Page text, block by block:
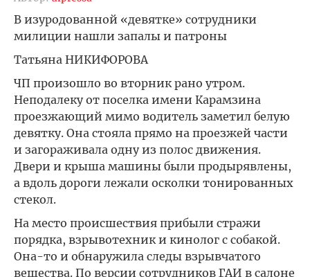
В изуродованной «девятке» сотрудники
милиции нашли запалы и патроны
Татьяна НИКИФОРОВА
ЧП произошло во вторник рано утром.
Неподалеку от поселка имени Карамзина
проезжающий мимо водитель заметил белую
девятку. Она стояла прямо на проезжей части
и загораживала одну из полос движения.
Двери и крыша машины были продырявлены,
а вдоль дороги лежали осколки тонированных
стекол.
На место происшествия прибыли стражи
порядка, взрывотехник и кинолог с собакой.
Она-то и обнаружила следы взрывчатого
вещества. По версии сотрудников ГАИ в салоне